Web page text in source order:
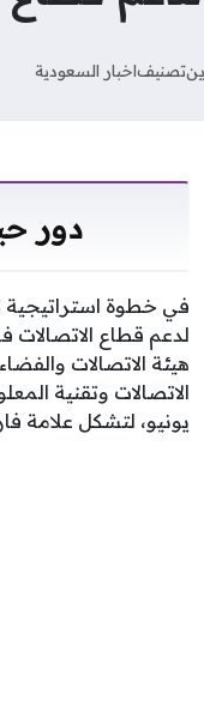
تصنيفاخبار السعودية
دور
في خطوة استراتيجية
لدعم قطاع الاتصالات
يونيو، لتشكل علامة